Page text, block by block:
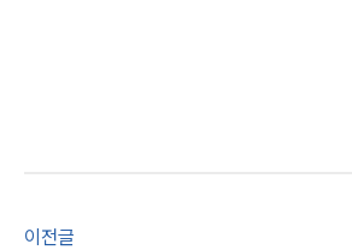
이전글